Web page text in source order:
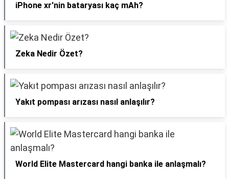
iPhone xr'nin bataryası kaç mAh?
Zeka Nedir Özet?
Yakıt pompası arızası nasıl anlaşılır?
World Elite Mastercard hangi banka ile anlaşmalı?